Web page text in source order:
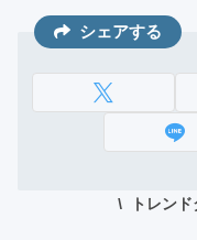
シェアする
トレン